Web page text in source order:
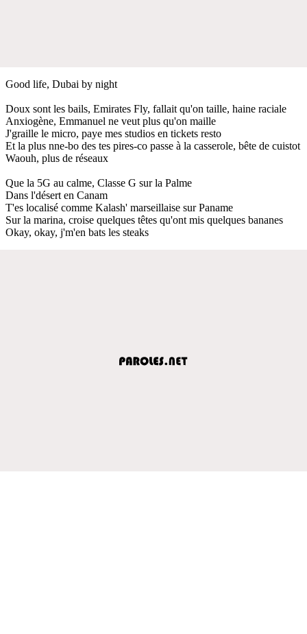
Good life, Dubai by night
Doux sont les bails, Emirates Fly, fallait qu'on taille, haine raciale
Anxiogène, Emmanuel ne veut plus qu'on maille
J'graille le micro, paye mes studios en tickets resto
Et la plus nne-bo des tes pires-co passe à la casserole, bête de cuistot
Waouh, plus de réseaux
Que la 5G au calme, Classe G sur la Palme
Dans l'désert en Canam
T'es localisé comme Kalash' marseillaise sur Paname
Sur la marina, croise quelques têtes qu'ont mis quelques bananes
Okay, okay, j'm'en bats les steaks